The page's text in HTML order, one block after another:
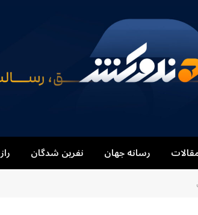
رسانه جهان نفرین شدگان راز